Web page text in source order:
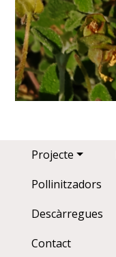
Main navigation
Projecte
Pollinitzadors
Descàrregues
Contact